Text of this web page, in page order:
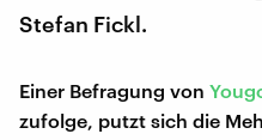
Stefan Fickl.
Einer Befragung von
zufolge, putzt sich die